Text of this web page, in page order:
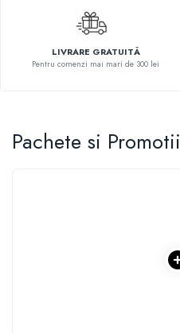
Povesti - Basme - Legende
Realitatea Augmentata
Religie pentru copii
LIVRARE GRATUITĂ
Pentru comenzi mai mari de 300 lei
Pachete si Promotii